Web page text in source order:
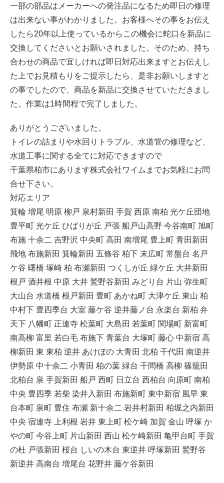
一部の部品はメーカーへの発注品になるため即日の修理
は出来ない事がわかりました。お客様へその事をお伝え
したら20年以上使っているからこの機会に蛇口を新品に
交換してくださいとお願いされました。そのため、持ち
合わせの商品で宜しければ即日対応出来ますとお伝えし
た上でお見積もりをご提示したら、是非お願いしますと
の事でしたので、商品を新品に交換させていただきまし
た。作業は1時間程で完了しました。
ありがとうございました。
トイレの詰まりや水回りトラブル、水道管の修理など、
水道工事に関する全てに対応できますので
千葉県柏市にあります株式会社ワイムまでお気軽にお問
合せ下さい。
対応エリア
箕輪 増尾 明原 柳戸 泉村新田 手賀 西原 南柏 光ケ丘団地
豊平町 光ケ丘 ひばりが丘 戸張 船戸山高野 今谷南町 旭町
布施 十余二 吉野沢 中央町 高田 南増尾 豊上町 青田新田
飛地 布施新田 箕輪新田 五條谷 柏下 末広町 常盤台 名戸
ケ谷 曙橋 塚崎 柏 布瀬新田 つくしが丘 緑ケ丘 大井新田
根戸 酒井根 中原 大井 鷲野谷新田 みどり台 片山 弥生町
大山台 水道橋 根戸新田 豊町 あかね町 大津ケ丘 東山 柏
中村下 豊四季台 大室 藤ケ谷 逆井藤ノ台 永楽台 新柏 弁
天下 八幡町 正連寺 松葉町 大島田 若葉町 関場町 新富町
南高柳 富里 若白毛 布施下 青葉台 大塚町 藤心 中新宿 高
柳新田 東 東柏 逆井 あけぼの 大青田 北柏 千代田 南逆井
伊勢原 中十余二 小青田 柏の葉 緑台 千間橋 高柳 篠籠田
北柏台 泉 手賀新田 船戸 西町 日立台 西柏台 向原町 南柏
中央 豊四季 若柴 染井入新田 布施新町 東中新宿 風早 東
台本町 泉町 豊住 布瀬 新十余二 岩井村新田 柏堀之内新田
中央 宿連寺 上利根 岩井 東上町 松ケ崎 加賀 金山 呼塚 か
やの町 今谷上町 片山新田 西山 松ケ崎新田 亀甲台町 手賀
の杜 戸張新田 桜台 しいの木台 東逆井 呼塚新田 鷲野谷
新逆井 高南台 増尾台 花野井 藤ケ谷新田